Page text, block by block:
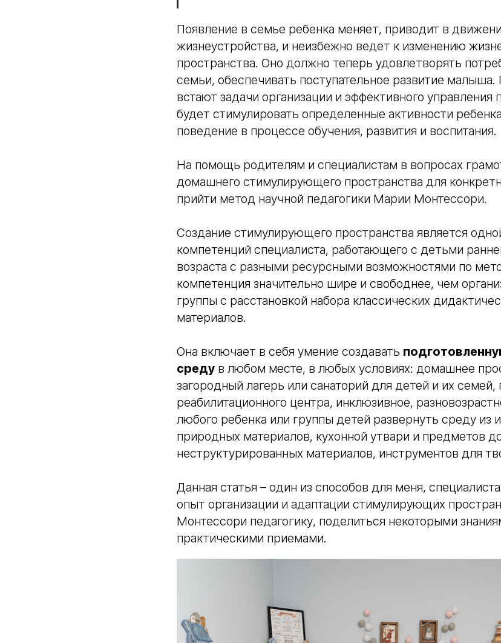
Появление в семье ребенка меняет, приводит в
жизнеустройства, и неизбежно ведет к изменению
пространства. Оно должно теперь удовлетворять
семьи, обеспечивать поступательное развитие
встают задачи организации и эффективного управления
будет стимулировать определенные активности
поведение в процессе обучения, развития и воспитания.
На помощь родителям и специалистам в вопросах
домашнего стимулирующего пространства для
прийти метод научной педагогики Марии Монтессори.
Создание стимулирующего пространства является
компетенций специалиста, работающего с детьми
возраста с разными ресурсными возможностями по
компетенция значительно шире и свободнее, чем
группы с расстановкой набора классических
материалов.
Она включает в себя умение создавать
среду в любом месте, в любых условиях: домашнее
загородный лагерь или санаторий для детей и их семей,
реабилитационного центра, инклюзивное,
любого ребенка или группы детей развернуть среду
природных материалов, кухонной утвари и предметов
неструктурированных материалов, инструментов для
Данная статья – один из способов для меня,
опыт организации и адаптации стимулирующих
Монтессори педагогику, поделиться некоторыми
практическими приемами.